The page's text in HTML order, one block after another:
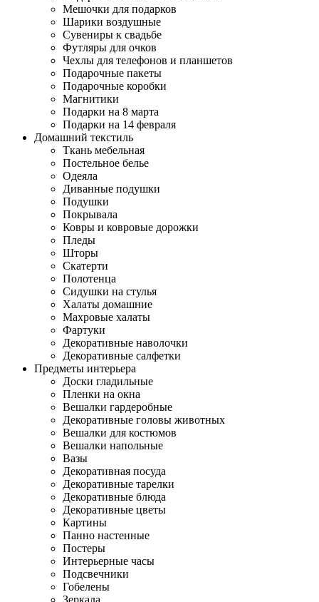
Мешочки для подарков
Шарики воздушные
Сувениры к свадьбе
Футляры для очков
Чехлы для телефонов и планшетов
Подарочные пакеты
Подарочные коробки
Магнитики
Подарки на 8 марта
Подарки на 14 февраля
Домашний текстиль
Ткань мебельная
Постельное белье
Одеяла
Диванные подушки
Подушки
Покрывала
Ковры и ковровые дорожки
Пледы
Шторы
Скатерти
Полотенца
Сидушки на стулья
Халаты домашние
Махровые халаты
Фартуки
Декоративные наволочки
Декоративные салфетки
Предметы интерьера
Доски гладильные
Пленки на окна
Вешалки гардеробные
Декоративные головы животных
Вешалки для костюмов
Вешалки напольные
Вазы
Декоративная посуда
Декоративные тарелки
Декоративные блюда
Декоративные цветы
Картины
Панно настенные
Постеры
Интерьерные часы
Подсвечники
Гобелены
Зеркала